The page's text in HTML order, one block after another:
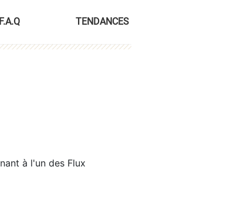
F.A.Q TENDANCES
à l'un des Flux